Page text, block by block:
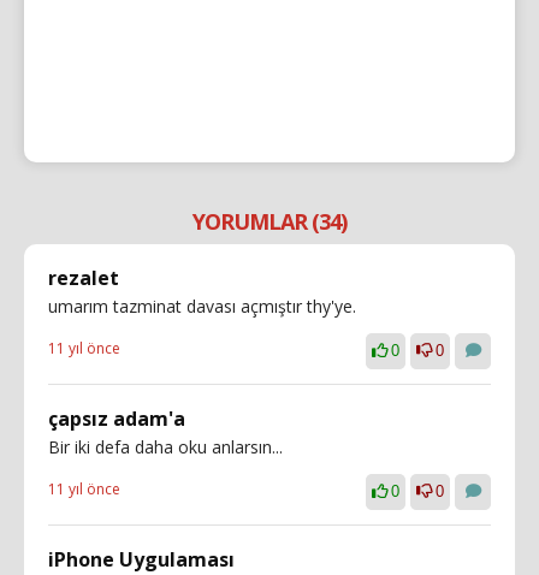
YORUMLAR (34)
rezalet
umarım tazminat davası açmıştır thy'ye.
11 yıl önce 0 0
çapsız adam'a
Bir iki defa daha oku anlarsın...
11 yıl önce 0 0
iPhone Uygulaması